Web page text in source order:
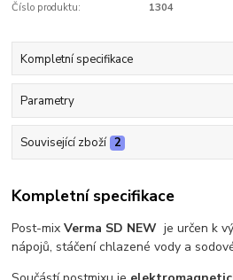
Číslo produktu: 1304
Kompletní specifikace
Parametry
Související zboží 2
Kompletní specifikace
Post-mixVerma SD NEW je určen k
nápojů, stáčení chlazené vody a